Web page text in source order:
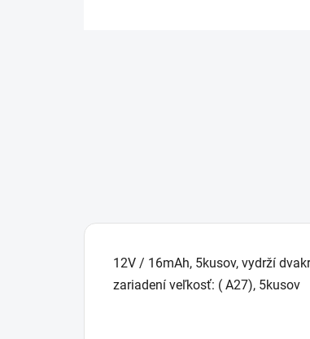
12V / 16mAh, 5kusov, vydrží
zariadení veľkosť: ( A27), 5kusov